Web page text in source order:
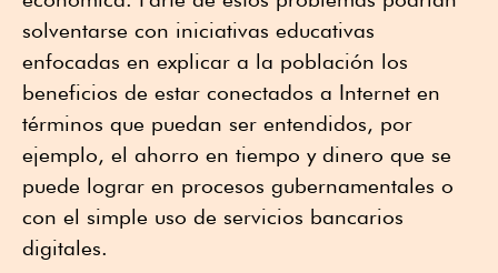
solventarse con iniciativas educativas
enfocadas en explicar a la población los
beneficios de estar conectados a Internet en
términos que puedan ser entendidos, por
ejemplo, el ahorro en tiempo y dinero que se
puede lograr en procesos gubernamentales o
con el simple uso de servicios bancarios
digitales.